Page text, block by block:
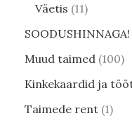
Väetis 11
SOODUSHINNAGA!
Muud taimed 100
Kinkekaardid ja
Taimede rent 1